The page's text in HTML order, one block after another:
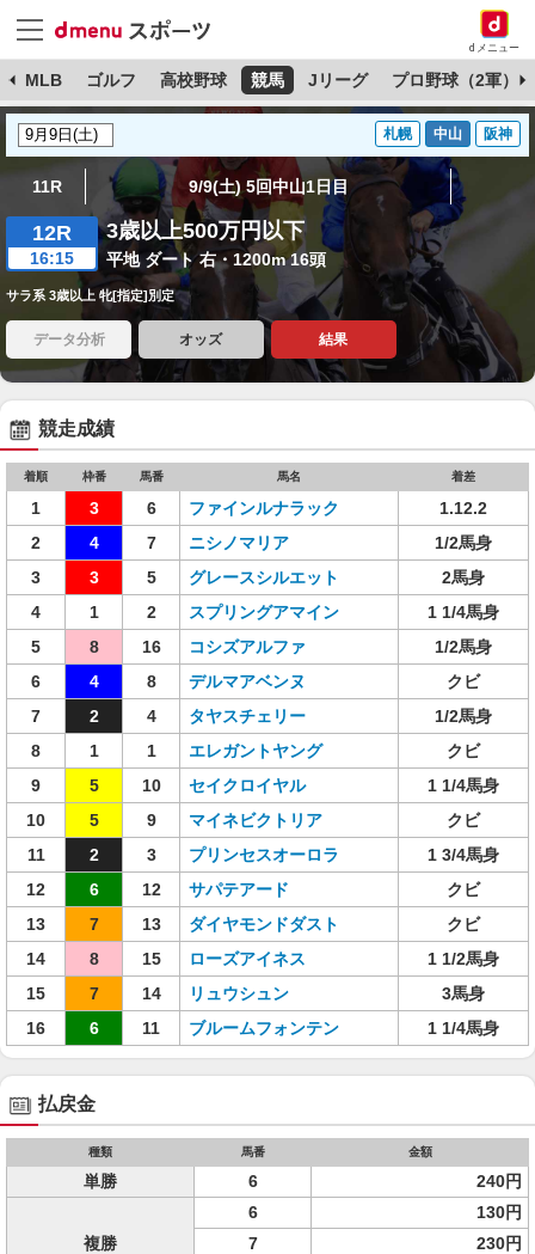
dメニュー
MLB ゴルフ 高校野球 競馬 Jリーグ プロ野球（2軍）
札幌 中山 阪神
11R 9/9(土) 5回中山1日目
12R
16:15
3歳以上500万円以下
平地 ダート 右・1200m 16頭
サラ系 3歳以上 牝[指定]別定
データ分析 オッズ 結果
競走成績
着順 枠番 馬番 馬名 着差
1 3 6 ファインルナラック
1.12.2
2
4 7 ニシノマリア
1/2馬身
3
3 5 グレースシルエット
2馬身
4
1 2 スプリングアマイン
1 1/4馬身
5
8 16 コシズアルファ
1/2馬身
6
4 8 デルマアベンヌ
クビ
7
2 4 タヤスチェリー
1/2馬身
8
1 1 エレガントヤング
クビ
9
5 10 セイクロイヤル
1 1/4馬身
10
5 9 マイネビクトリア
クビ
11
2 3 プリンセスオーロラ
1 3/4馬身
12
6 12 サパテアード
クビ
13
7 13 ダイヤモンドダスト
クビ
14
8 15 ローズアイネス
1 1/2馬身
15
7 14 リュウシュン
3馬身
16
6 11 ブルームフォンテン 1 1/4馬身
払戻金
種類 馬番 金額
単勝 6 240円
複勝
6
130円
7
230円